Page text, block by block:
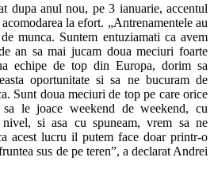
dupa anul nou, pe 3 ianuarie, accentul
la efort. „Antrenamentele au
munca. Suntem entuziamati ca avem
an sa mai jucam doua meciuri foarte
echipe de top din Europa, dorim sa
oportunitate si sa ne bucuram de
Sunt doua meciuri de top pe care orice
le joace weekend de weekend, cu
si asa cu spuneam, vrem sa ne
acest lucru il putem face doar printr-o
sus de pe teren”, a declarat Andrei